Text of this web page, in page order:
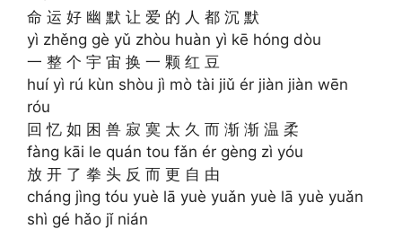
命 运 好 幽 默 让 爱 的 人 都 沉 默
yì zhěng gè yǔ zhòu huàn yì kē hóng dòu
一 整 个 宇 宙 换 一 颗 红 豆
huí yì rú kùn shòu jì mò tài jiǔ ér jiàn jiàn wēn
róu
回 忆 如 困 兽 寂 寞 太 久 而 渐 渐 温 柔
fàng kāi le quán tou fǎn ér gèng zì yóu
放 开 了 拳 头 反 而 更 自 由
cháng jìng tóu yuè lā yuè yuǎn yuè lā yuè yuǎn
shì gé hǎo jǐ nián